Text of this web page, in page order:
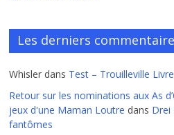
Les derniers
Whisler dans Test – Trouilleville
Retour sur les nominations aux As
jeux d'une Maman Loutre dans Drei
fantômes